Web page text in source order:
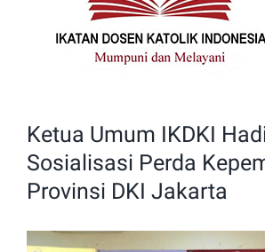
Ketua Umum IKDKI
Sosialisasi Perda
Provinsi DKI Jakarta
View